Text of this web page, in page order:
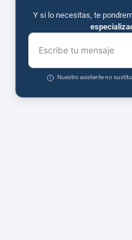
Y si lo necesitas, te
Escribe tu mensaje
Nuestro asistente no